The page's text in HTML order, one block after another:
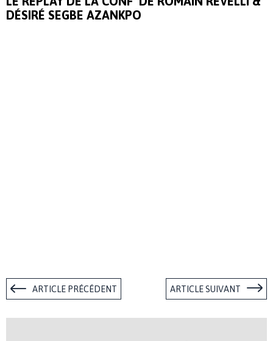
DÉSIRÉ SEGBE AZANKPO
ARTICLE PRÉCÉDENT ARTICLE SUIVANT